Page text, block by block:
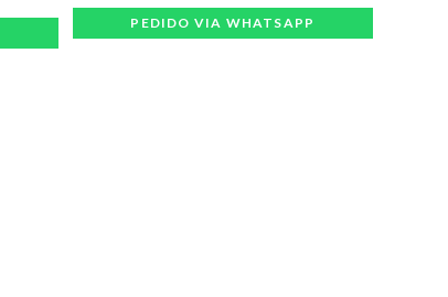
PEDIDO VIA WHATSAPP